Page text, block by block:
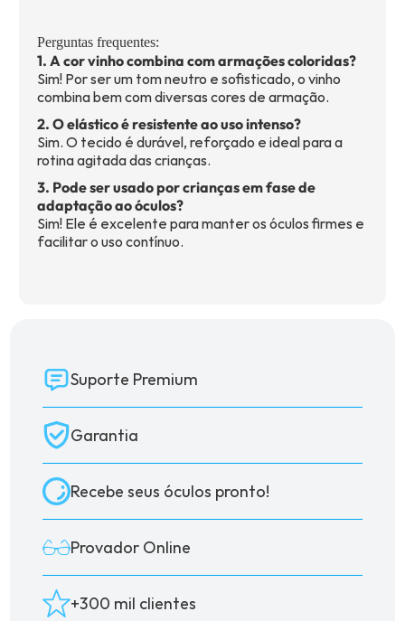
Perguntas frequentes:
1. A cor vinho combina com armações coloridas?
Sim! Por ser um tom neutro e sofisticado, o vinho
combina bem com diversas cores de armação.
2. O elástico é resistente ao uso intenso?
Sim. O tecido é durável, reforçado e ideal para a
rotina agitada das crianças.
3. Pode ser usado por crianças em fase de
adaptação ao óculos?
Sim! Ele é excelente para manter os óculos firmes e
facilitar o uso contínuo.
Suporte Premium
Garantia
Recebe seus óculos pronto!
Provador Online
+300 mil clientes